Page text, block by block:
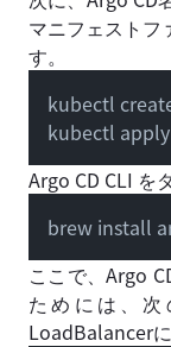
マニフェストフ
す。
kubectl
kubectl
Argo CD CLI を
brew install
ここで、Argo
ためには、次
LoadBalancerに